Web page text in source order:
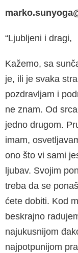
“Ljubljeni i dragi,
Kažemo, sa
je, ili je svaka
pozdravljam i
ne znam. Od
jedno drugom.
imam,
ono što vi sami
ljubav. Svojim
treba da se
ćete dobiti. Kod
beskrajno
najukusnijom
najpotpunijom